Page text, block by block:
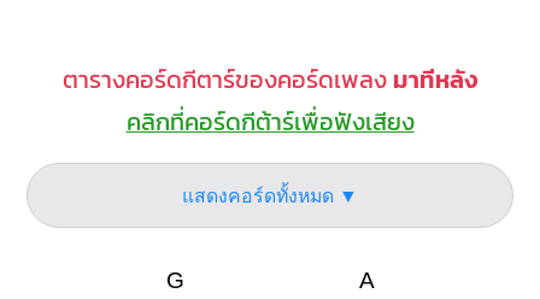
ตารางคอร์ดกีตาร์ของคอร์ดเพลง มาทีหลัง
คลิกที่คอร์ดกีต้าร์เพื่อฟังเสียง
แสดงคอร์ดทั้งหมด ▼
G A